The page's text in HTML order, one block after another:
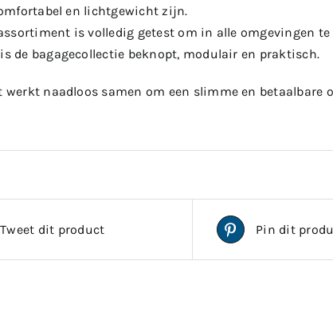
en lichtgewicht zijn.
is volledig getest om in alle omgevingen te
de bagagecollectie beknopt, modulair en praktisch.
naadloos samen om een slimme en betaalbare
Tweet dit product Pin dit